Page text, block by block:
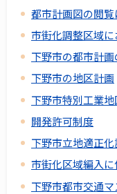
都市計画図の閲
市街化調整区域
下野市の都市計
下野市の地区計画
下野市特別工業地
開発許可制度
下野市立地適正
市街化区域編入
下野市都市交通